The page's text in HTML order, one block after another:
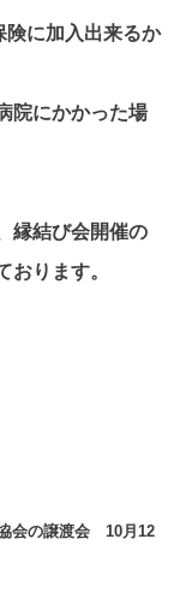
に加入出来るか
院にかかった場
縁結び会開催の
おります。
会の譲渡会 10月12